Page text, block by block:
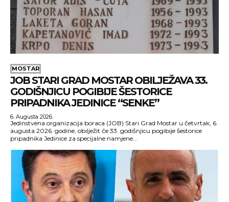
MOSTAR
JOB STARI GRAD MOSTAR OBILJEŽAVA 33.
GODIŠNJICU POGIBIJE ŠESTORICE
PRIPADNIKA JEDINICE “SENKE”
6. Augusta 2026.
Jedinstvena organizacija boraca (JOB) Stari Grad Mostar u četvrtak, 6.
augusta 2026. godine, obilježit će 33. godišnjicu pogibije šestorice
pripadnika Jedinice za specijalne namjene...